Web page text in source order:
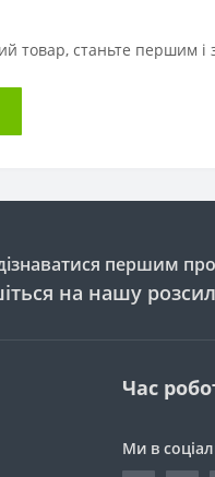
товар, станьте першим і
першим про
на нашу
Час
Ми в